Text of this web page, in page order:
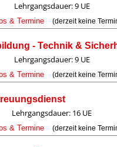
Lehrgangsdauer: 9 UE
& Termine (derzeit keine
- Technik &
Lehrgangsdauer: 9 UE
& Termine (derzeit keine
Lehrgangsdauer: 16 UE
& Termine (derzeit keine